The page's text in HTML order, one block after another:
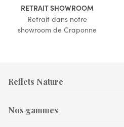
RETRAIT SHOWROOM
Retrait dans notre
showroom de Craponne
Reflets Nature
Nos gammes